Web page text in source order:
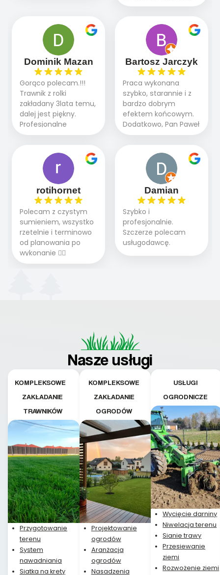
panowie wiedzą co
robią. Wszystko poszło
sprawnie i szybko.
Doradztwo w
pielęgnacji trawnika
teraz i na późniejszym
etapie jest dużym
plusem. Teraz razem
z dzieckiem i małym
pieskiem cieszymy się
pięknym trawnikiem :)
A trawa robi efekt
fachowo, rzetelnie i
oczekiwaniami. Prace
przebiegały sprawnie
dzięki temu,że firma
działa kompleksowo :
ogrodnictwo,nawodnienie,
brukarstwo.Efekt
końcowy przerósł
nasze oczekiwania.
Polecamy tę firmę
wszystkim , którzy
marzą o pięknym
Dominik Mazan
Gorąco polecam.!!!
Trawnik z rolki
zakładany 3lata temu,
dalej jest piękny.
Profesjonalne
podejście do pracy,
2 zlecenia na rolkę.
Polecam.
Bartosz Jarczyk
Praca wykonana
szybko, starannie i z
bardzo dobrym
efektem końcowym.
Dodatkowo, Pan Paweł
chętnie udziela porad
rotihornet
Polecam z czystym
sumieniem, wszystko
rzetelnie i terminowo
od planowania po
wykonanie 👍🏻
Damian
Szybko i
profesjonalnie.
Szczerze polecam
usługodawcę.
Nasze usługi
KOMPLEKSOWE
ZAKŁADANIE
TRAWNIKÓW
Przygotowanie
terenu
System
nawadniania
Siatka na krety
KOMPLEKSOWE
ZAKŁADANIE
OGRODÓW
Projektowanie
ogrodów
Aranżacja
ogrodów
Nasadzenia
USŁUGI
OGRODNICZE
Wycięcie darniny
Niwelacja terenu
Sianie trawy
Przesiewanie
ziemi
Rozwożenie ziemi